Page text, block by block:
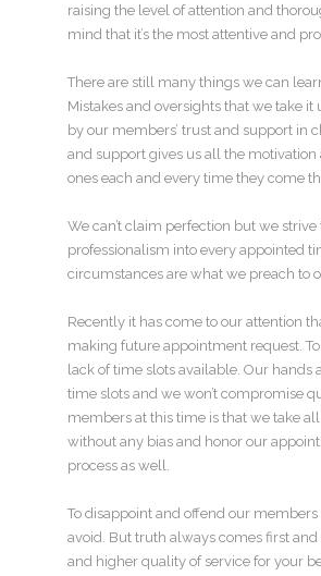
raising the level of attention and
mind that it’s the most attentive and
There are still many things we can
Mistakes and oversights that we take
by our members’ trust and support in
and support gives us all the
ones each and every time they come
We can’t claim perfection but we
professionalism into every appointed
circumstances are what we preach to
Recently it has come to our attention
making future appointment request.
lack of time slots available. Our hands
time slots and we won’t compromise
members at this time is that we take
without any bias and honor our
process as well.
To disappoint and offend our
avoid. But truth always comes first
and higher quality of service for your